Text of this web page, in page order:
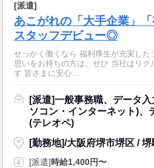
[派遣]
あこがれの「大手企業」
スタッフデビュー◎
せっかく働くなら 福利厚生が充実し
思いをお持ちの方は、ぜひ 当社はリ
す 皆さまに安心...
[派遣]一般事務職、データ
ソコン・インターネット)、
(テレオペ)
[勤務地]/大阪府堺市堺区 / 堺
[派遣]時給1,400円〜